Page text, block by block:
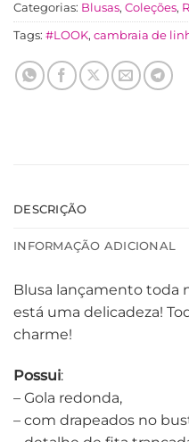
Categorias: Blusas, Coleções,
Tags: #LOOK, cambraia de
DESCRIÇÃO
INFORMAÇÃO ADICIONAL
Blusa lançamento toda
está uma delicadeza!
charme!
Possui:
– Gola redonda,
– com drapeados no